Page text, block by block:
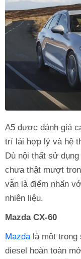
A5 được đánh giá
trí lái hợp lý và hệ
Dù nội thất sử
chưa thật mượt
vẫn là điểm nhấn
nhiên liệu.
Mazda CX-60
Mazdalà một trong
diesel hoàn toàn